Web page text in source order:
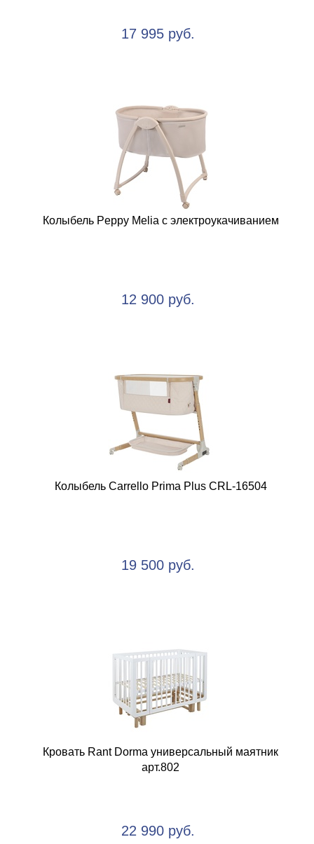
17 995 руб.
Колыбель Peppy Melia с электроукачиванием
12 900 руб.
Колыбель Carrello Prima Plus CRL-16504
19 500 руб.
Кровать Rant Dorma универсальный маятник
арт.802
22 990 руб.